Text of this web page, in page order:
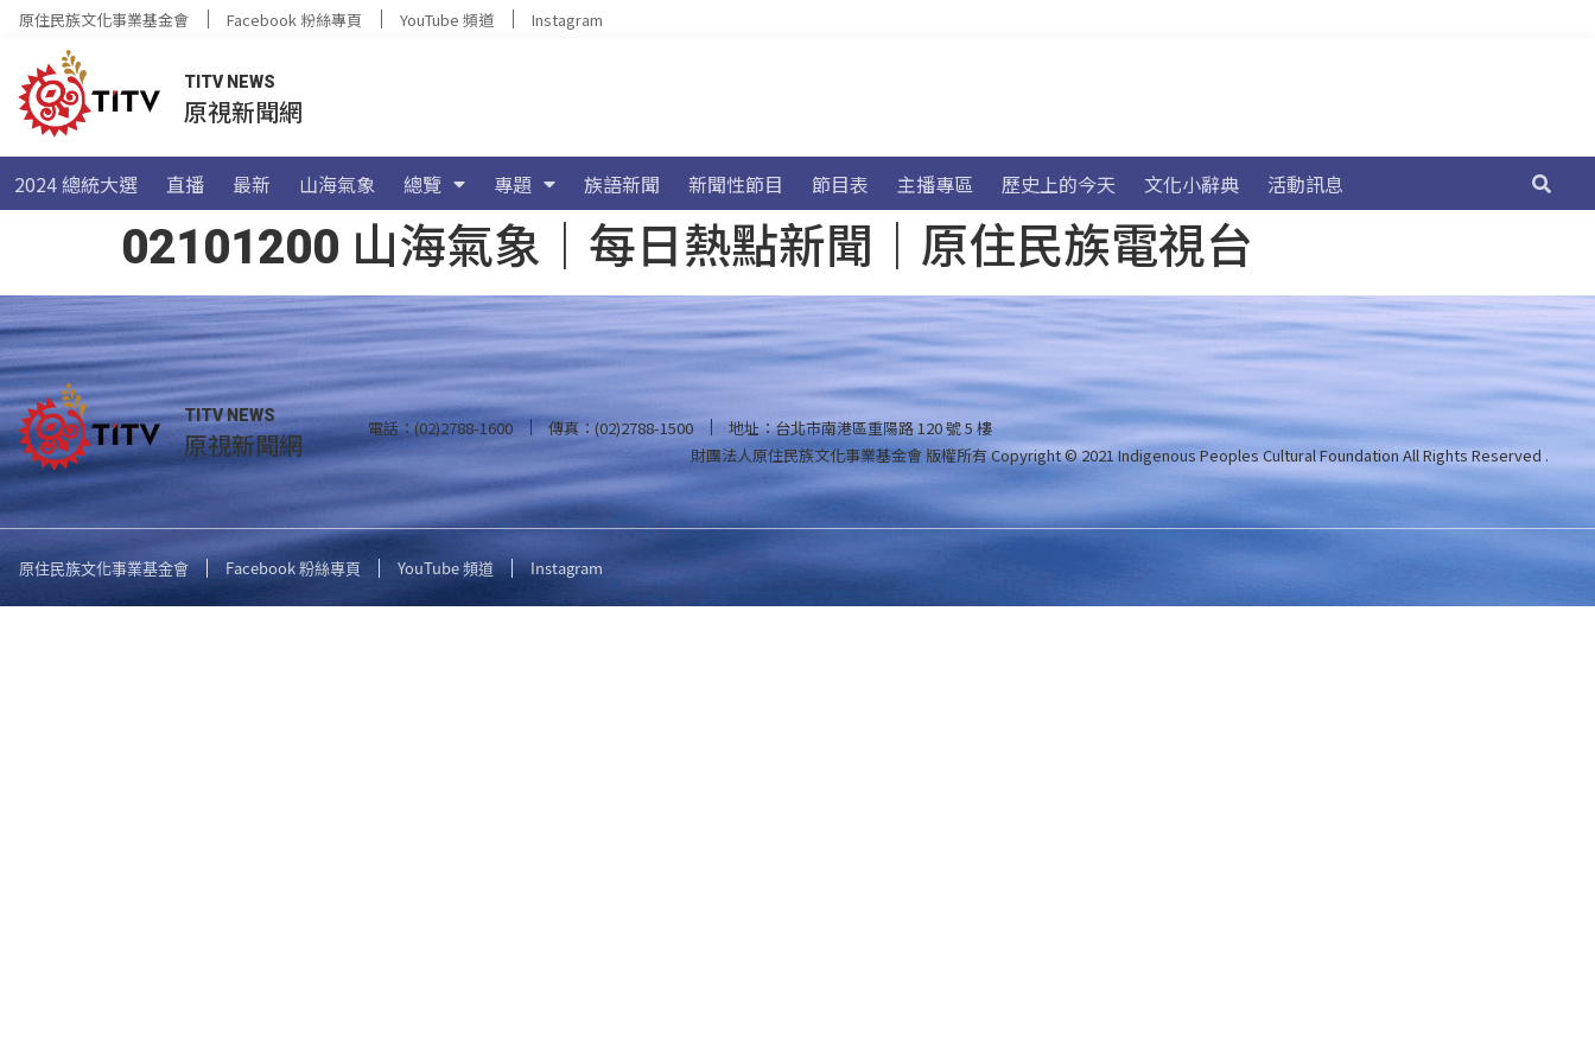
原住民族文化事業基金會 Facebook 粉絲專頁 YouTube 頻道 Instagram
TITV NEWS
原視新聞網
2024 總統大選 直播 最新 山海氣象 總覽 專題 族語新聞 新聞性節目 節目表 主播專區 歷史上的今天 文化小辭典 活動訊息
02101200 山海氣象｜每日熱點新聞｜原住民族電視台
TITV NEWS
原視新聞網 電話：(02)2788-1600 傳真：(02)2788-1500
地址：台北市南港區重陽路 120 號 5 樓
財團法人原住民族文化事業基金會 版權所有Copyright © 2021 Indigenous Peoples Cultural Foundation All Rights Reserved .
原住民族文化事業基金會 Facebook 粉絲專頁 YouTube 頻道 Instagram